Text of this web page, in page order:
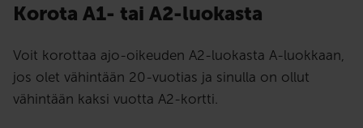
Korota A1- tai A2-luokasta
Voit korottaa ajo-oikeuden A2-luokasta A-luokkaan,
jos olet vähintään 20-vuotias ja sinulla on ollut
vähintään kaksi vuotta A2-kortti.